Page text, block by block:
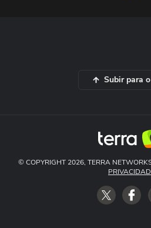
Subir para
© COPYRIGHT 2026, TERRA